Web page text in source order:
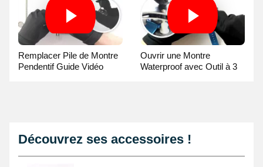
Remplacer Pile de Montre
Pendentif Guide Vidéo
Ouvrir une Montre
Waterproof avec Outil à 3
Découvrez ses accessoires !